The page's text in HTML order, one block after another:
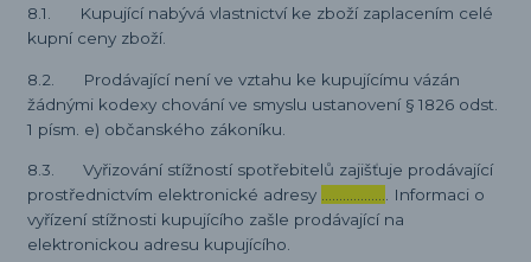
8.1. Kupující nabývá vlastnictví ke zboží zaplacením celé
kupní ceny zboží.
8.2. Prodávající není ve vztahu ke kupujícímu vázán
žádnými kodexy chování ve smyslu ustanovení § 1826 odst.
1 písm. e) občanského zákoníku.
8.3. Vyřizování stížností spotřebitelů zajišťuje prodávající
prostřednictvím elektronické adresy
. Informaci o
vyřízení stížnosti kupujícího zašle prodávající na
elektronickou adresu kupujícího.